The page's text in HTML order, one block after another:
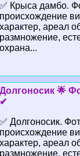
✅ Крыса дамбо.
происхождение
хаpaктер, ареал
размножение,
охрана...
Долгоносик 🌟
✔
✅ Долгоносик.
происхождение
хаpaктер, ареал
размножение,